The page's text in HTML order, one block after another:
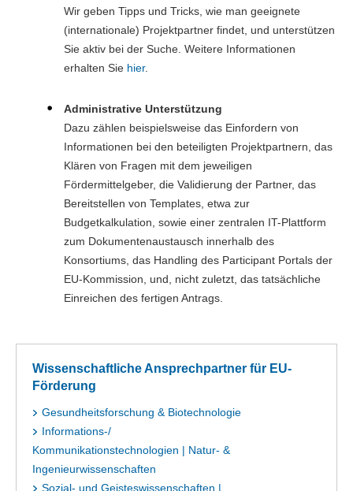
Wir geben Tipps und Tricks, wie man geeignete
(internationale) Projektpartner findet, und unterstützen
Sie aktiv bei der Suche. Weitere Informationen
erhalten Sie hier.
Administrative Unterstützung
Dazu zählen beispielsweise das Einfordern von
Informationen bei den beteiligten Projektpartnern, das
Klären von Fragen mit dem jeweiligen
Fördermittelgeber, die Validierung der Partner, das
Bereitstellen von Templates, etwa zur
Budgetkalkulation, sowie einer zentralen IT-Plattform
zum Dokumentenaustausch innerhalb des
Konsortiums, das Handling des Participant Portals der
EU-Kommission, und, nicht zuletzt, das tatsächliche
Einreichen des fertigen Antrags.
Wissenschaftliche Ansprechpartner für EU-
Förderung
Gesundheitsforschung & Biotechnologie
Informations-/
Kommunikationstechnologien | Natur- &
Ingenieurwissenschaften
Sozial- und Geisteswissenschaften |